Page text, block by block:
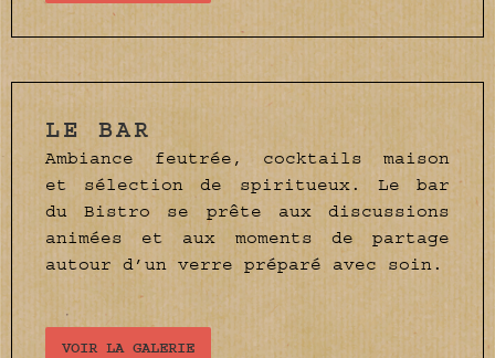
LE BAR
Ambiance feutrée, cocktails maison
et sélection de spiritueux. Le bar
du Bistro se prête aux discussions
animées et aux moments de partage
autour d’un verre préparé avec soin.
VOIR LA GALERIE